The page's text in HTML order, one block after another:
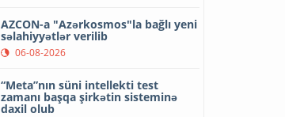
AZCON-a "Azərkosmos"la bağlı yeni
səlahiyyətlər verilib
06-08-2026
“Meta”nın süni intellekti test
zamanı başqa şirkətin sisteminə
daxil olub